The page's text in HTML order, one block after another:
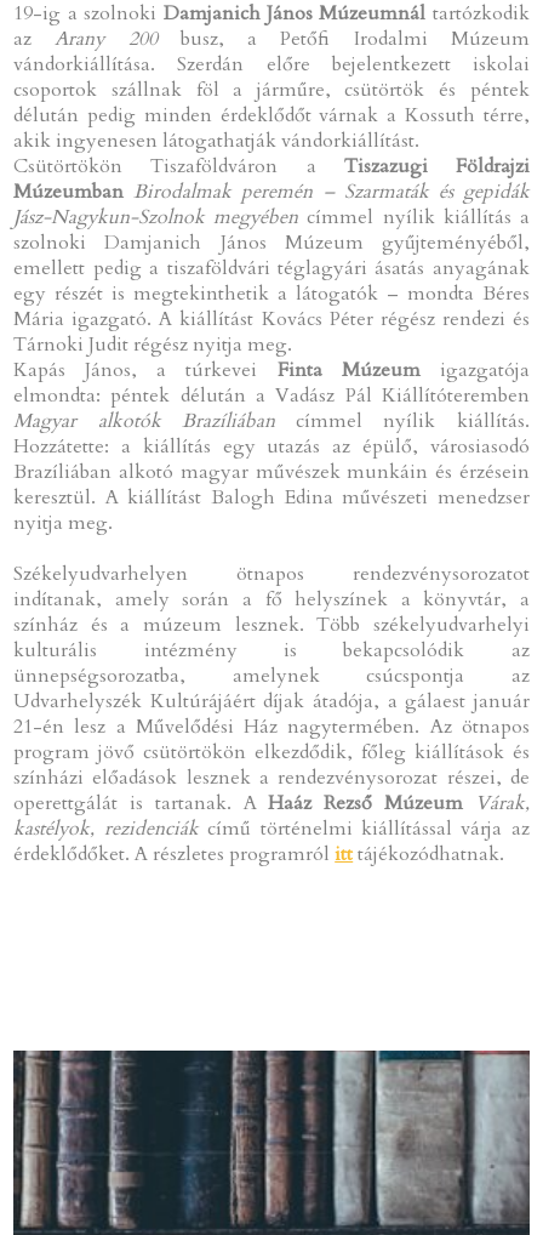
19-ig a szolnoki Damjanich János Múzeumnál tartózkodik
azArany 200busz, a Petőfi Irodalmi Múzeum
vándorkiállítása. Szerdán előre bejelentkezett iskolai
csoportok szállnak föl a járműre, csütörtök és péntek
délután pedig minden érdeklődőt várnak a Kossuth térre,
akik ingyenesen látogathatják vándorkiállítást.
Csütörtökön Tiszaföldváron a Tiszazugi Földrajzi
Múzeumban Birodalmak peremén – Szarmaták és gepidák
Jász-Nagykun-Szolnok megyében címmel nyílik kiállítás a
szolnoki Damjanich János Múzeum gyűjteményéből,
emellett pedig a tiszaföldvári téglagyári ásatás anyagának
egy részét is megtekinthetik a látogatók – mondta Béres
Mária igazgató. A kiállítást Kovács Péter régész rendezi és
Tárnoki Judit régész nyitja meg.
Kapás János, a túrkevei Finta Múzeumigazgatója
elmondta: péntek délután a Vadász Pál Kiállítóteremben
Magyar alkotók Brazíliábancímmel nyílik kiállítás.
Hozzátette: a kiállítás egy utazás az épülő, városiasodó
Brazíliában alkotó magyar művészek munkáin és érzésein
keresztül. A kiállítást Balogh Edina művészeti menedzser
nyitja meg.
Székelyudvarhelyen ötnapos rendezvénysorozatot
indítanak, amely során a fő helyszínek a könyvtár, a
színház és a múzeum lesznek. Több székelyudvarhelyi
kulturális intézmény is bekapcsolódik az
ünnepségsorozatba, amelynek csúcspontja az
Udvarhelyszék Kultúrájáért díjak átadója, a gálaest január
21-én lesz a Művelődési Ház nagytermében. Az ötnapos
program jövő csütörtökön elkezdődik, főleg kiállítások és
színházi előadások lesznek a rendezvénysorozat részei, de
operettgálát is tartanak. AHaáz Rezső Múzeum Várak,
kastélyok, rezidenciákcímű történelmi kiállítással várja az
érdeklődőket. A részletes programrólitttájékozódhatnak.